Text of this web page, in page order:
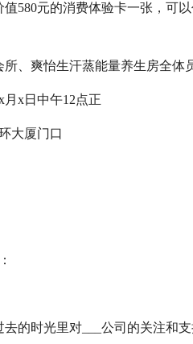
值580元的消费体验卡一张，可
、爽怡生汗蒸能量养生房全体
月x日中午12点正
大厦门口
去的时光里对___公司的关注和